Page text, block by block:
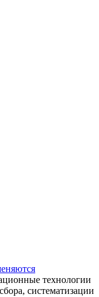
технологии
систематизации